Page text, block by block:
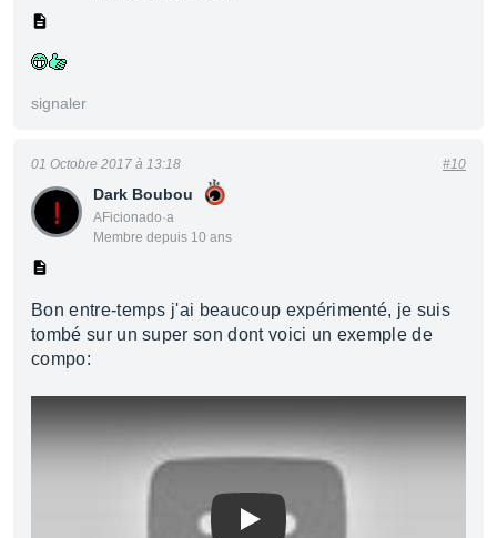
signaler
Dark Boubou
AFicionado·a
Membre depuis 10 ans
01 Octobre 2017 à 13:18 #10
Bon entre-temps j'ai beaucoup expérimenté, je suis
tombé sur un super son dont voici un exemple de
compo:
Play